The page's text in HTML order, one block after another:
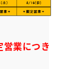
業につき